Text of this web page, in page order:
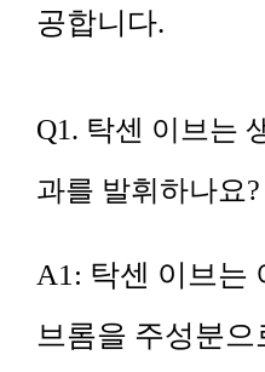
공합니다.
Q1. 탁센 이브는
과를 발휘하나요?
A1: 탁센 이브는
브롬을 주성분